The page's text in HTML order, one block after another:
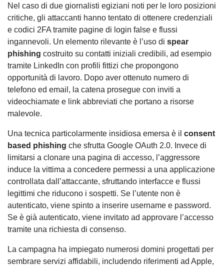
Nel caso di due giornalisti egiziani noti per le loro posizioni
critiche, gli attaccanti hanno tentato di ottenere credenziali
e codici 2FA tramite pagine di login false e flussi
ingannevoli. Un elemento rilevante è l’uso di spear
phishing costruito su contatti iniziali credibili, ad esempio
tramite LinkedIn con profili fittizi che propongono
opportunità di lavoro. Dopo aver ottenuto numero di
telefono ed email, la catena prosegue con inviti a
videochiamate e link abbreviati che portano a risorse
malevole.
Una tecnica particolarmente insidiosa emersa è il consent
based phishing che sfrutta Google OAuth 2.0. Invece di
limitarsi a clonare una pagina di accesso, l’aggressore
induce la vittima a concedere permessi a una applicazione
controllata dall’attaccante, sfruttando interfacce e flussi
legittimi che riducono i sospetti. Se l’utente non è
autenticato, viene spinto a inserire username e password.
Se è già autenticato, viene invitato ad approvare l’accesso
tramite una richiesta di consenso.
La campagna ha impiegato numerosi domini progettati per
sembrare servizi affidabili, includendo riferimenti ad Apple,